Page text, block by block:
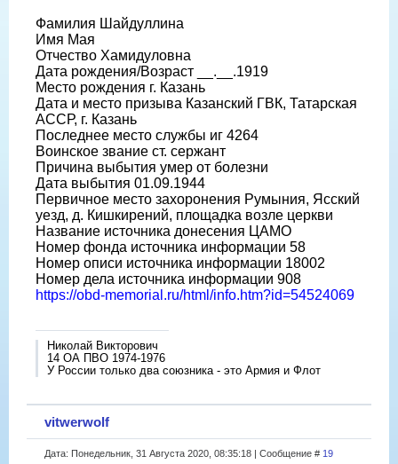
Фамилия Шайдуллина
Имя Мая
Отчество Хамидуловна
Дата рождения/Возраст __.__.1919
Место рождения г. Казань
Дата и место призыва Казанский ГВК, Татарская
АССР, г. Казань
Последнее место службы иг 4264
Воинское звание ст. сержант
Причина выбытия умер от болезни
Дата выбытия 01.09.1944
Первичное место захоронения Румыния, Ясский
уезд, д. Кишкирений, площадка возле церкви
Название источника донесения ЦАМО
Номер фонда источника информации 58
Номер описи источника информации 18002
Номер дела источника информации 908
https://obd-memorial.ru/html/info.htm?id=54524069
Николай Викторович
14 ОА ПВО 1974-1976
У России только два союзника - это Армия и Флот
vitwerwolf
Дата: Понедельник, 31 Августа 2020, 08:35:18 | Сообщение # 19